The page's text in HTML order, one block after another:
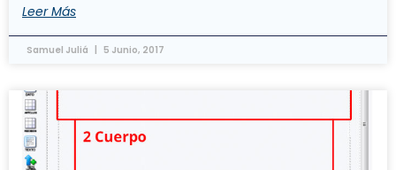
Leer Más
Samuel Juliá 5 Junio, 2017